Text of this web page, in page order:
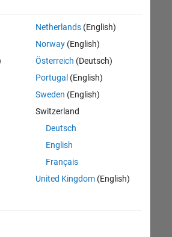
Netherlands(English)
Norway(English)
Österreich (Deutsch)
Portugal (English)
Sweden (English)
Switzerland
Deutsch
English
Français
United Kingdom(English)